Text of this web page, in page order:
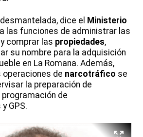
dice el Ministerio
las funciones de administrar las
y comprar las propiedades,
su nombre para la adquisición
en La Romana. Además,
operaciones de narcotráfico se
la preparación de
programación de
GPS.